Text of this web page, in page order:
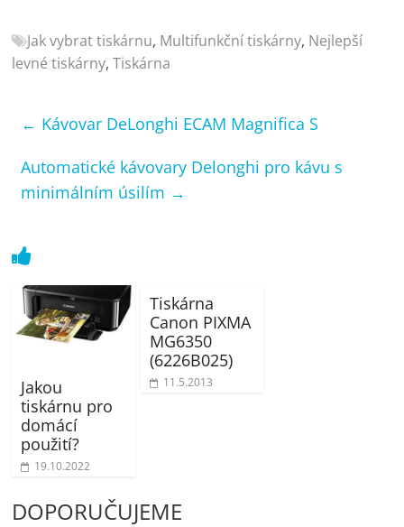
Jak vybrat tiskárnu, Multifunkční tiskárny, Nejlepší
levné tiskárny,Tiskárna
← Kávovar DeLonghi ECAM Magnifica S
Automatické kávovary Delonghi pro kávu s
minimálním úsilím →
Jakou
tiskárnu pro
domácí
použití?
19.10.2022
Tiskárna
Canon PIXMA
MG6350
(6226B025)
11.5.2013
DOPORUČUJEME